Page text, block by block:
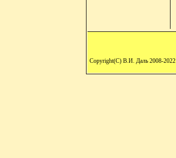
Copyright(C) В.И. Даль 2008-2022